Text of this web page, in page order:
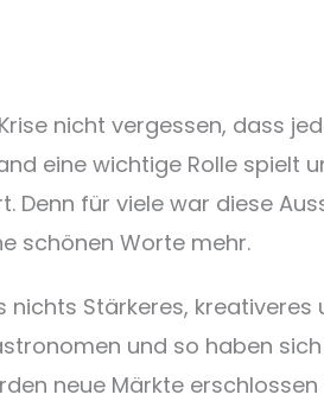
nicht vergessen, dass
eine wichtige Rolle spielt
Denn für viele war diese
schönen Worte mehr.
nichts Stärkeres, kreativeres
und so haben
neue Märkte